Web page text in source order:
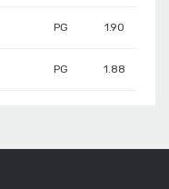
PG 1.90
PG 1.88